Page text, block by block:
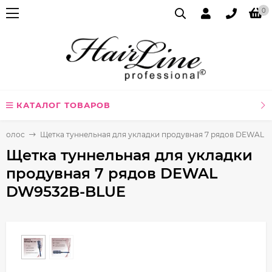
0
КАТАЛОГ ТОВАРОВ
волос Щетка туннельная для укладки продувная 7 рядов DEWAL
Щетка туннельная для укладки
продувная 7 рядов DEWAL
DW9532B-BLUE